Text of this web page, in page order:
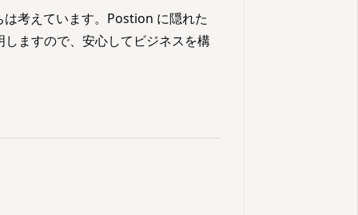
考えています。Postion に隠れた
ますので、安心してビジネスを構